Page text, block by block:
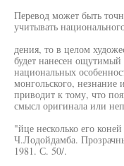
Перевод может быть
учитывать
дения, то в целом
будет нанесен
национальных
монгольского, незнание
приводит к тому, что
смысл оригинала или
"йце несколько его
Ч.Лодойдамба.
1981. С. 50/.